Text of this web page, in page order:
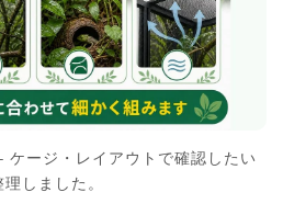
ケージ・レイアウトで確認したい
しました。